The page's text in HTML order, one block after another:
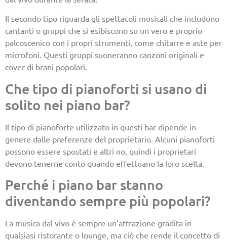
Il secondo tipo riguarda gli spettacoli musicali che includono
cantanti o gruppi che si esibiscono su un vero e proprio
palcoscenico con i propri strumenti, come chitarre e aste per
microfoni. Questi gruppi suoneranno canzoni originali e
cover di brani popolari.
Che tipo di pianoforti si usano di
solito nei piano bar?
Il tipo di pianoforte utilizzato in questi bar dipende in
genere dalle preferenze del proprietario. Alcuni pianoforti
possono essere spostati e altri no, quindi i proprietari
devono tenerne conto quando effettuano la loro scelta.
Perché i piano bar stanno
diventando sempre più popolari?
La musica dal vivo è sempre un’attrazione gradita in
qualsiasi ristorante o lounge, ma ciò che rende il concetto di